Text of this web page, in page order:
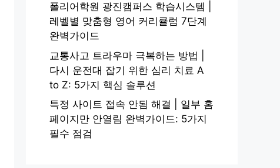
폴리어학원 광진캠퍼스 학습시스템 |
레벨별 맞춤형 영어 커리큘럼 7단계
완벽가이드
교통사고 트라우마 극복하는 방법 |
다시 운전대 잡기 위한 심리 치료 A
to Z: 5가지 핵심 솔루션
특정 사이트 접속 안됨 해결 | 일부 홈
페이지만 안열림 완벽가이드: 5가지
필수 점검